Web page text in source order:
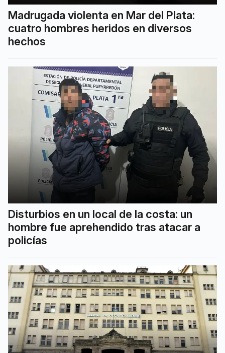
Madrugada violenta en Mar del Plata:
cuatro hombres heridos en diversos
hechos
Disturbios en un local de la costa: un
hombre fue aprehendido tras atacar a
policías